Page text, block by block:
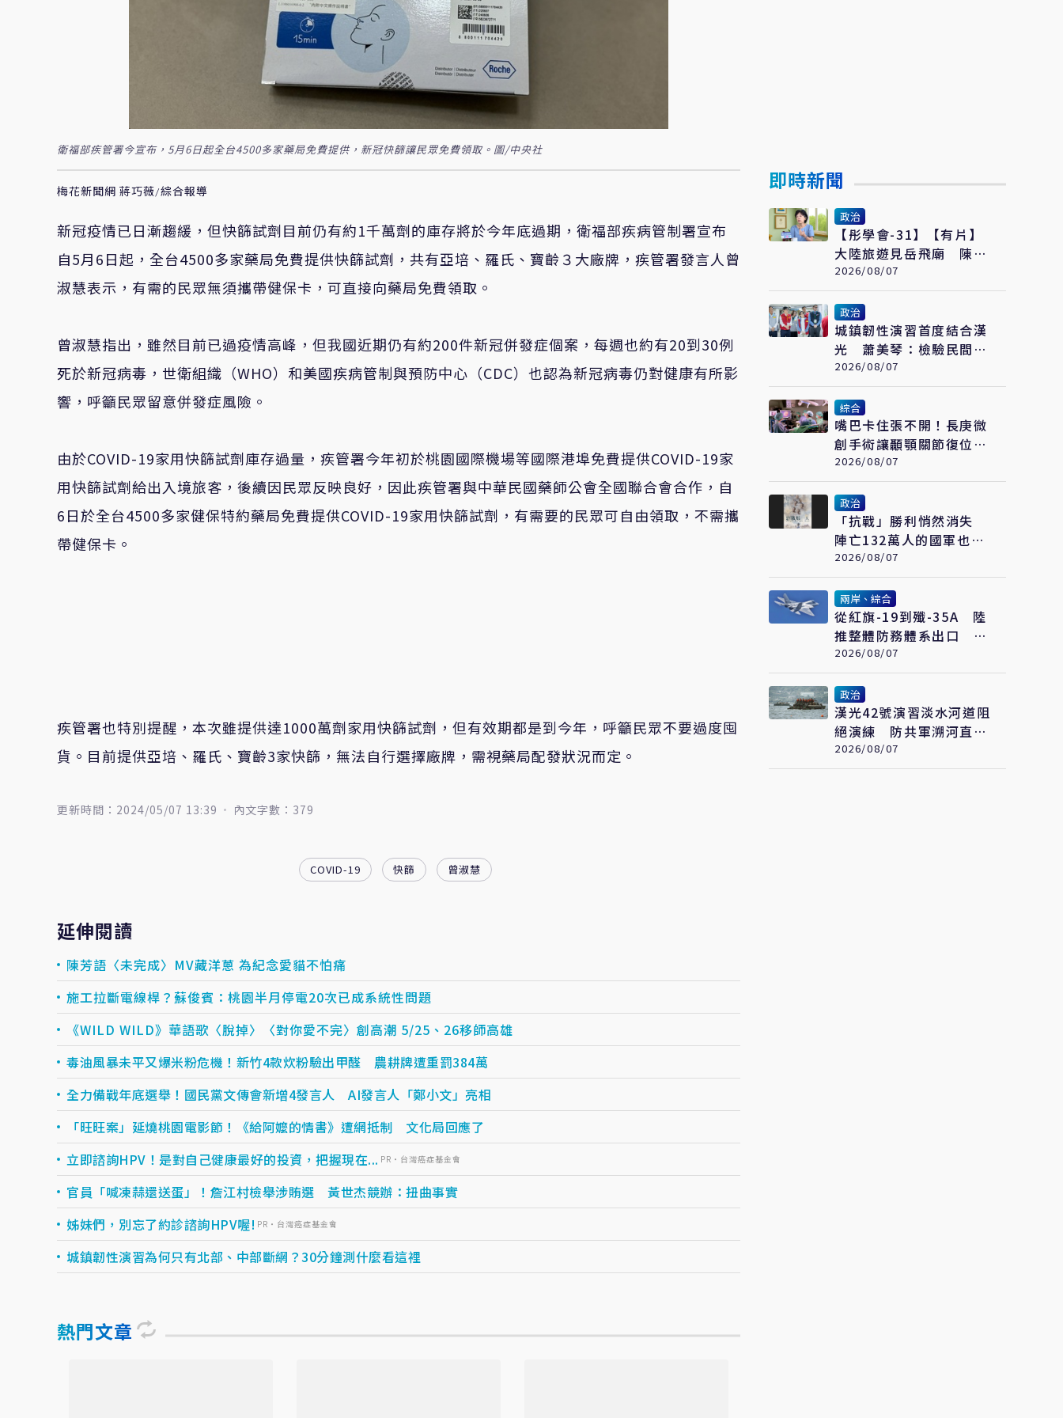
衛福部疾管署今宣布，5月6日起全台4500多家藥局免費提供，新冠快篩讓民眾免費領取。圖/中央社
梅花新聞網 蔣巧薇/綜合報導
新冠疫情已日漸趨緩，但快篩試劑目前仍有約1千萬劑的庫存將於今年底過期，衛福部疾病管制署宣布
自5月6日起，全台4500多家藥局免費提供快篩試劑，共有亞培、羅氏、寶齡３大廠牌，疾管署發言人曾
淑慧表示，有需的民眾無須攜帶健保卡，可直接向藥局免費領取。
曾淑慧指出，雖然目前已過疫情高峰，但我國近期仍有約200件新冠併發症個案，每週也約有20到30例
死於新冠病毒，世衛組織（WHO）和美國疾病管制與預防中心（CDC）也認為新冠病毒仍對健康有所影
響，呼籲民眾留意併發症風險。
由於COVID-19家用快篩試劑庫存過量，疾管署今年初於桃園國際機場等國際港埠免費提供COVID-19家
用快篩試劑給出入境旅客，後續因民眾反映良好，因此疾管署與中華民國藥師公會全國聯合會合作，自
6日於全台4500多家健保特約藥局免費提供COVID-19家用快篩試劑，有需要的民眾可自由領取，不需攜
帶健保卡。
疾管署也特別提醒，本次雖提供達1000萬劑家用快篩試劑，但有效期都是到今年，呼籲民眾不要過度囤
貨。目前提供亞培、羅氏、寶齡3家快篩，無法自行選擇廠牌，需視藥局配發狀況而定。
更新時間：2024/05/07 13:39 內文字數：379
COVID-19 快篩 曾淑慧
延伸閱讀
陳芳語〈未完成〉MV藏洋蔥 為紀念愛貓不怕痛
施工拉斷電線桿？蘇俊賓：桃園半月停電20次已成系統性問題
《WILD WILD》華語歌〈脫掉〉〈對你愛不完〉創高潮 5/25、26移師高雄
毒油風暴未平又爆米粉危機！新竹4款炊粉驗出甲醛 農耕牌遭重罰384萬
全力備戰年底選舉！國民黨文傳會新增4發言人 AI發言人「鄭小文」亮相
「旺旺案」延燒桃園電影節！《給阿嬤的情書》遭網抵制 文化局回應了
立即諮詢HPV！是對自己健康最好的投資，把握現在... PR・台灣癌症基金會
官員「喊凍蒜還送蛋」！詹江村檢舉涉賄選 黃世杰競辦：扭曲事實
姊妹們，別忘了約診諮詢HPV喔! PR・台灣癌症基金會
城鎮韌性演習為何只有北部、中部斷網？30分鐘測什麼看這裡
熱門文章
即時新聞
政治
【彤學會-31】【有片】
大陸旅遊見岳飛廟 陳佩
琪哽咽：盼能為柯文哲京
華城案平反
2026/08/07
政治
城鎮韌性演習首度結合漢
光 蕭美琴：檢驗民間3
項能力展現防衛韌性
2026/08/07
綜合
嘴巴卡住張不開！長庚微
創手術讓顳顎關節復位
成功率達97%
2026/08/07
政治
「抗戰」勝利悄然消失
陣亡132萬人的國軍也開
始跟著賴清德喊「終戰」
了
2026/08/07
兩岸、綜合
從紅旗-19到殲-35A 陸
推整體防務體系出口 巴
基斯坦成首要合作案例
2026/08/07
政治
漢光42號演習淡水河道阻
絕演練 防共軍溯河直取
台北
2026/08/07